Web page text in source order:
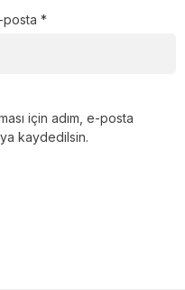
posta*
için adım, e-posta
kaydedilsin.